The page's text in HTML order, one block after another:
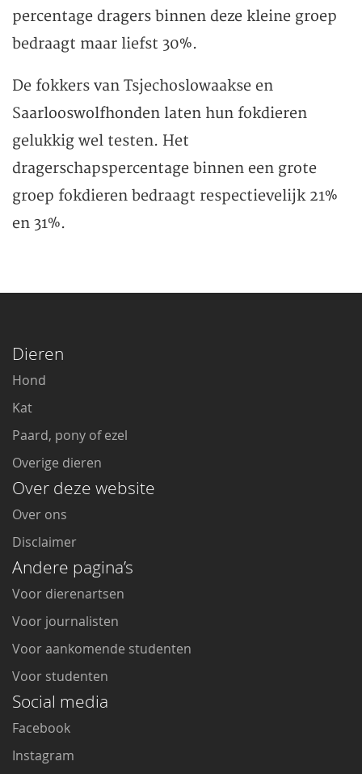
percentage dragers binnen deze kleine groep
bedraagt maar liefst 30%.
De fokkers van Tsjechoslowaakse en
Saarlooswolfhonden laten hun fokdieren
gelukkig wel testen. Het
dragerschapspercentage binnen een grote
groep fokdieren bedraagt respectievelijk 21%
en 31%.
Dieren
Hond
Kat
Paard, pony of ezel
Overige dieren
Over deze website
Over ons
Disclaimer
Andere pagina’s
Voor dierenartsen
Voor journalisten
Voor aankomende studenten
Voor studenten
Social media
Facebook
Instagram